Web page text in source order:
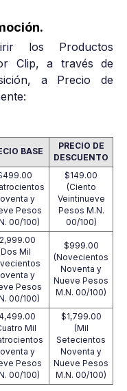
los Productos
Clip, a través de
a Precio de
BASE
PRECIO DE
DESCUENTO
y
Pesos
00/100)
$149.00
(Ciento
Veintinueve
Pesos M.N.
00/100)
Mil
y
Pesos
00/100)
$999.00
(Novecientos
Noventa y
Nueve Pesos
M.N. 00/100)
Mil
y
Pesos
00/100)
$1,799.00
(Mil
Setecientos
Noventa y
Nueve Pesos
M.N. 00/100)